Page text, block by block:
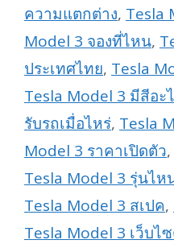
ความแตกต่าง, Tesla
Model 3 จองที่ไหน,
ประเทศไทย, Tesla
Tesla Model 3 มีสีอะ
รับรถเมื่อไหร่, Tesla
Model 3 ราคาเปิดตัว,
Tesla Model 3 รุ่นไห
Tesla Model 3 สเปค,
Tesla Model 3 เว็บไ